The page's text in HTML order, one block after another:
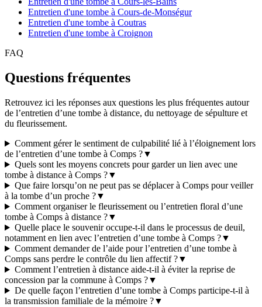
Entretien d'une tombe à Cours-de-Monségur
Entretien d'une tombe à Coutras
Entretien d'une tombe à Croignon
FAQ
Questions fréquentes
Retrouvez ici les réponses aux questions les plus fréquentes autour
de l’entretien d’une tombe à distance, du nettoyage de sépulture et
du fleurissement.
Comment gérer le sentiment de culpabilité lié à l’éloignement lors
de l’entretien d’une tombe à Comps ?▼
Quels sont les moyens concrets pour garder un lien avec une
tombe à distance à Comps ?▼
Que faire lorsqu’on ne peut pas se déplacer à Comps pour veiller
à la tombe d’un proche ?▼
Comment organiser le fleurissement ou l’entretien floral d’une
tombe à Comps à distance ?▼
Quelle place le souvenir occupe-t-il dans le processus de deuil,
notamment en lien avec l’entretien d’une tombe à Comps ?▼
Comment demander de l’aide pour l’entretien d’une tombe à
Comps sans perdre le contrôle du lien affectif ?▼
Comment l’entretien à distance aide-t-il à éviter la reprise de
concession par la commune à Comps ?▼
De quelle façon l’entretien d’une tombe à Comps participe-t-il à
la transmission familiale de la mémoire ?▼